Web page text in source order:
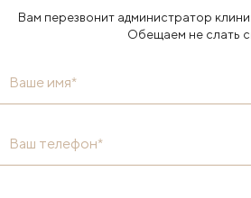
Вам перезвонит администратор
Обещаем не слать
Ваше имя*
Ваш телефон*